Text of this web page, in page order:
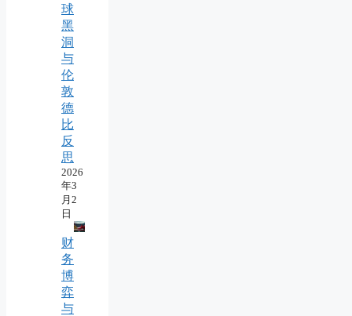
球
黑
洞
与
伦
敦
德
比
反
思
2026
年3
月2
日
财
务
博
弈
与